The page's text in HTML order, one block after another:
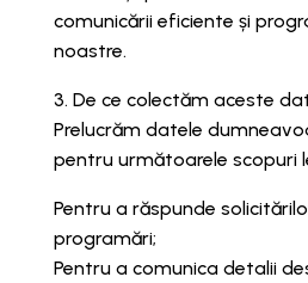
comunicării eficiente și
noastre.
3. De ce colectăm aceste
Prelucrăm datele
pentru următoarele scopuri
Pentru a răspunde
programări;
Pentru a comunica detalii